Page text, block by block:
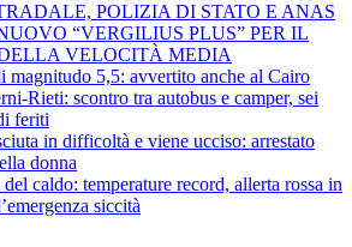
POLIZIA DI STATO E ANAS
“VERGILIUS PLUS” PER IL
VELOCITÀ MEDIA
magnitudo 5,5: avvertito anche al Cairo
Rieti: scontro tra autobus e camper, sei
feriti
in difficoltà e viene ucciso: arrestato
donna
caldo: temperature record, allerta rossa in
siccità